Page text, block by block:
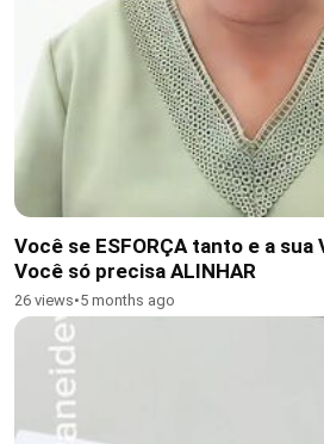
Você se ESFORÇA tanto e a sua
Você só precisa ALINHAR
26 views•5 months ago